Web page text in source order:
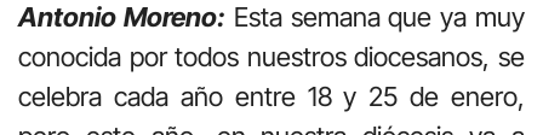
Antonio Moreno: Esta semana que ya muy
conocida por todos nuestros diocesanos, se
celebra cada año entre 18 y 25 de enero,